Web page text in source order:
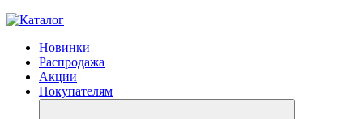
Новинки
Распродажа
Акции
Покупателям